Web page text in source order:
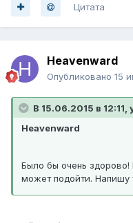
Цитата
Heavenward
Опубликовано 15
В 15.06.2015 в 12:11,
Heavenward
Было бы очень здорово!
может подойти. Напишу